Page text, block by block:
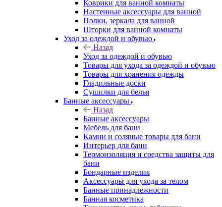
Коврики для ванной комнаты
Настенные аксессуары для ванной
Полки, зеркала для ванной
Шторки для ванной комнаты
Уход за одеждой и обувью
Назад
Уход за одеждой и обувью
Товары для ухода за одеждой и обувью
Товары для хранения одежды
Гладильные доски
Сушилки для белья
Банные аксессуары
Назад
Банные аксессуары
Мебель для бани
Камни и соляные товары для бани
Интерьер для бани
Термоизоляция и средства защиты для
бани
Бондарные изделия
Аксеcсуары для ухода за телом
Банные принадлежности
Банная косметика